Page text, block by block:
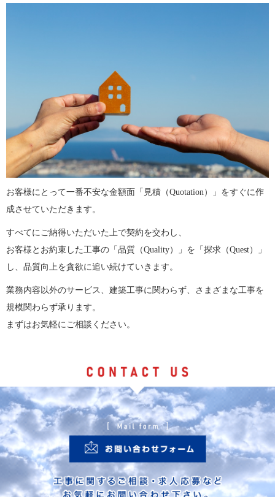
お客様にとって一番不安な金額面「見積（Quotation）」をすぐに作
成させていただきます。
すべてにご納得いただいた上で契約を交わし、
お客様とお約束した工事の「品質（Quality）」を「探求（Quest）」
し、品質向上を貪欲に追い続けていきます。
業務内容以外のサービス、建築工事に関わらず、さまざまな工事を
規模関わらず承ります。
まずはお気軽にご相談ください。